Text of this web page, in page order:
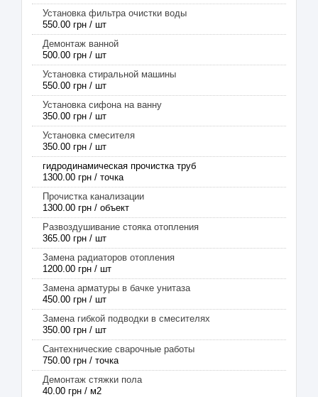
Установка фильтра очистки воды
550.00 грн / шт
Демонтаж ванной
500.00 грн / шт
Установка стиральной машины
550.00 грн / шт
Установка сифона на ванну
350.00 грн / шт
Установка смесителя
350.00 грн / шт
гидродинамическая прочистка труб
1300.00 грн / точка
Прочистка канализации
1300.00 грн / объект
Развоздушивание стояка отопления
365.00 грн / шт
Замена радиаторов отопления
1200.00 грн / шт
Замена арматуры в бачке унитаза
450.00 грн / шт
Замена гибкой подводки в смесителях
350.00 грн / шт
Сантехнические сварочные работы
750.00 грн / точка
Демонтаж стяжки пола
40.00 грн / м2